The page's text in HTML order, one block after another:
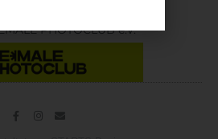
PHOTOCLUB e.V.